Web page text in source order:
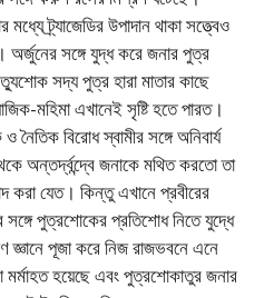
ট্র্যাজেডির উপাদান থাকা সত্ত্বেও
অর্জুনের সঙ্গে যুদ্ধ করে জনার পুত্র
সদ্য পুত্র হারা মাতার কাছে
মহিমা এখানেই সৃষ্টি হতে পারত।
বিরোধ স্বামীর সঙ্গে অনিবার্য
অন্তর্দ্বন্দ্বে জনাকে মথিত করতো তা
করা যেত। কিন্তু এখানে প্রবীরের
পুত্রশোকের প্রতিশোধ নিতে যুদ্ধে
জ্ঞানে পূজা করে নিজ রাজভবনে এনে
মর্মাহত হয়েছে এবং পুত্রশোকাতুর জনার